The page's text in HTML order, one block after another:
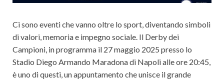
Ci sono eventi che vanno oltre lo sport, diventando simboli
di valori, memoria e impegno sociale. Il Derby dei
Campioni, in programma il 27 maggio 2025 presso lo
Stadio Diego Armando Maradona di Napoli alle ore 20:45,
è uno di questi, un appuntamento che unisce il grande